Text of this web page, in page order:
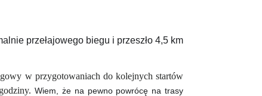
przełajowego biegu i przeszło 4,5 km
w przygotowaniach do kolejnych startów
Wiem, że na pewno powrócę̨ na trasy